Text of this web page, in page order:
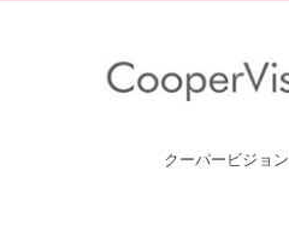
クーパービジョン